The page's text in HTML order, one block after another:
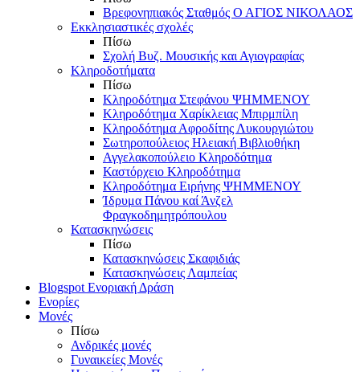
Βρεφονηπιακός Σταθμός Ο ΑΓΙΟΣ ΝΙΚΟΛΑΟΣ
Εκκλησιαστικές σχολές
Πίσω
Σχολή Βυζ. Μουσικής και Αγιογραφίας
Κληροδοτήματα
Πίσω
Κληροδότημα Στεφάνου ΨΗΜΜΕΝΟΥ
Κληροδότημα Χαρίκλειας Μπιρμπίλη
Κληροδότημα Αφροδίτης Λυκουργιώτου
Σωτηροπούλειος Ηλειακή Βιβλιοθήκη
Αγγελακοπούλειο Κληροδότημα
Καστόρχειο Κληροδότημα
Κληροδότημα Ειρήνης ΨΗΜΜΕΝΟΥ
Ίδρυμα Πάνου καί Άνζελ
Φραγκοδημητρόπουλου
Κατασκηνώσεις
Πίσω
Κατασκηνώσεις Σκαφιδιάς
Κατασκηνώσεις Λαμπείας
Blogspot Ενοριακή Δράση
Ενορίες
Μονές
Πίσω
Ανδρικές μονές
Γυναικείες Μονές